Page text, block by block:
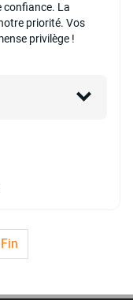
confiance. La
priorité. Vos
privilège !
Fin